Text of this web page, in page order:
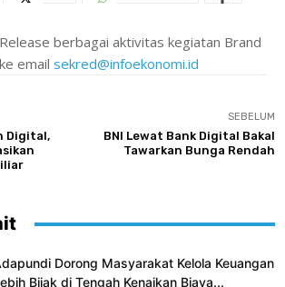
berbagai aktivitas kegiatan Brand
email sekred@infoekonomi.id
Digital,
SEBELUM
BNI Lewat Bank Digital Bakal
Tawarkan Bunga Rendah
Dorong Masyarakat Kelola Keuangan
Bijak di Tengah Kenaikan Biaya...